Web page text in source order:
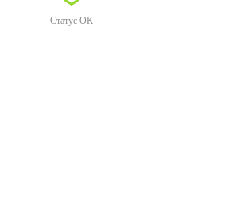
Статус ОК